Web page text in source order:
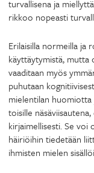
turvallisena ja
rikkoo nopeasti
Erilaisilla normeilla ja
käyttäytymistä, mutta
vaaditaan myös
puhutaan
mielentilan
toisille
kirjaimellisesti. Se voi
häiriöihin tiedetään
ihmisten mielen